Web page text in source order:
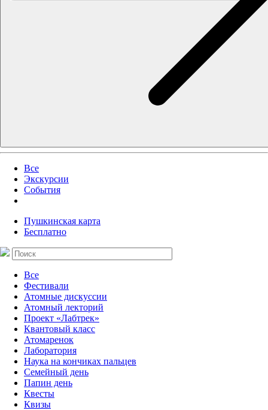
Все
Экскурсии
События
Пушкинская карта
Бесплатно
Все
Фестивали
Атомные дискуссии
Атомный лекторий
Проект «Лабтрек»
Квантовый класс
Атомаренок
Лаборатория
Наука на кончиках пальцев
Семейный день
Папин день
Квесты
Квизы